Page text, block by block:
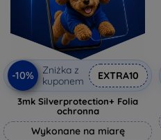
-10%
Zniżka z
kuponem
EXTRA10
3mk Silverprotection+ Folia
ochronna
Wykonane na miarę